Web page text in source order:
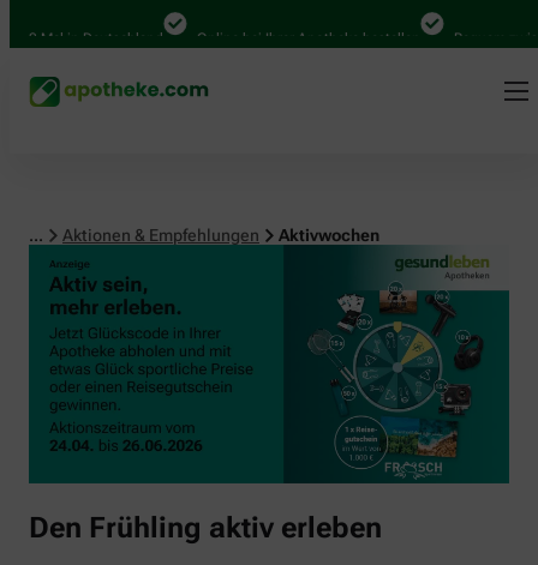
Mal in Deutschland Online bei Ihrer Apotheke bestellen Bequem
... Aktionen & Empfehlungen Aktivwochen
Den Frühling aktiv erleben